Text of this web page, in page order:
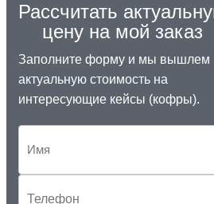
Рассчитать
цену на мой заказ
Заполните форму и мы вышлем
актуальную стоимость на
интересующие кейсы (кофры).